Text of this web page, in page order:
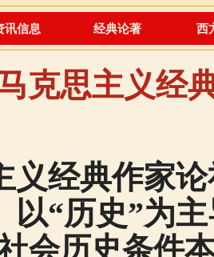
讯信息 经典论著 西
马克思主义经
义经典作家
以“历史”为
社会历史条件